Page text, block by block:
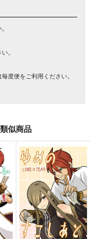
。
度便をご利用ください。
似商品